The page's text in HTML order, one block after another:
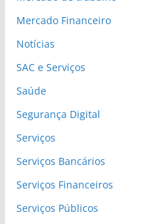
Mercado Financeiro
Notícias
SAC e Serviços
Saúde
Segurança Digital
Serviços
Serviços Bancários
Serviços Financeiros
Serviços Públicos